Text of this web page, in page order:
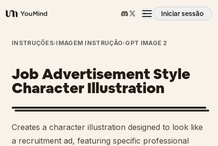
YouMind
Iniciar sessão
Visão geral
Casos de uso
Habilidades
Prompts
INSTRUÇÕES›IMAGEM INSTRUÇÃO›GPT IMAGE 2
Job Advertisement Style
Character Illustration
Creates a character illustration designed to look like
a recruitment ad, featuring specific professional